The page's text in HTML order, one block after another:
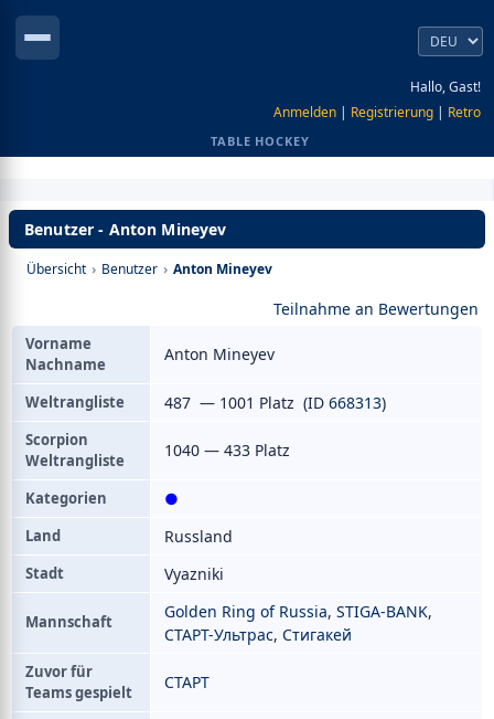
Hallo, Gast!
Anmelden | Registrierung | Retro
TABLE HOCKEY
Benutzer - Anton Mineyev
Übersicht › Benutzer › Anton Mineyev
Teilnahme an Bewertungen
Vorname
Nachname
Anton Mineyev
Weltrangliste 487 — 1001 Platz (ID 668313)
Scorpion
Weltrangliste
1040 — 433 Platz
Kategorien ●
Land Russland
Stadt Vyazniki
Mannschaft Golden Ring of Russia, STIGA-BANK,
СТАРТ-Ультрас, Стигакей
Zuvor für
Teams gespielt
СТАРТ